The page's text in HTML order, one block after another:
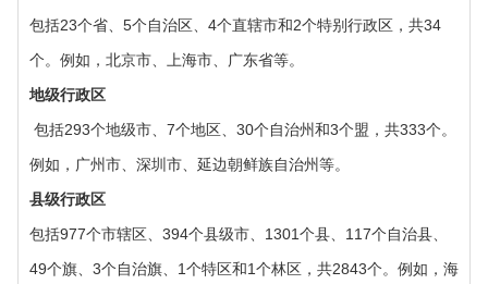
包括23个省、5个自治区、4个直辖市和2个特别行政区，共34
个。例如，北京市、上海市、广东省等。
‌地级行政区
‌ 包括293个地级市、7个地区、30个自治州和3个盟，共333个。
例如，广州市、深圳市、延边朝鲜族自治州等。
‌县级行政区‌
包括977个市辖区、394个县级市、1301个县、117个自治县、
49个旗、3个自治旗、1个特区和1个林区，共2843个。例如，海